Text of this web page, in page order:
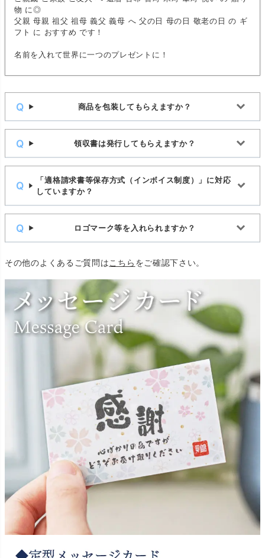
物 に◎
父親 母親 祖父 祖母 義父 義母 へ 父の日 母の日 敬老の日 の ギ
フト に おすすめ です！
名前を入れて世界に一つのプレゼントに！
商品を包装してもらえますか？
領収書は発行してもらえますか？
「適格請求書等保存方式（インボイス制度）」に対応
していますか？
ロゴマーク等を入れられますか？
その他のよくあるご質問はこちら をご確認下さい。